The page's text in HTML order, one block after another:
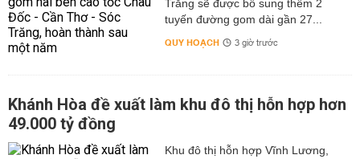
Trăng sẽ được bổ sung thêm 2
tuyến đường gom dài gần 27...
QUY HOẠCH 3 giờ trước
Khánh Hòa đề xuất làm khu đô thị hỗn hợp hơn
49.000 tỷ đồng
Khu đô thị hỗn hợp Vĩnh Lương,